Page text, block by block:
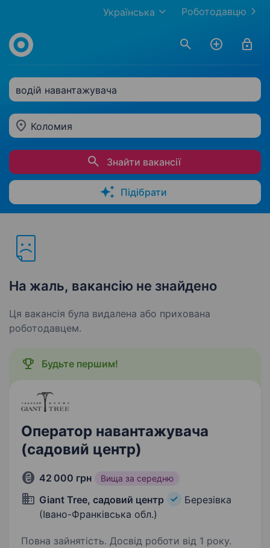
Роботодавцю
Українська
водій навантажувача
Коломия
Знайти вакансії
Підібрати
На жаль, вакансію не знайдено
Ця вакансія була видалена або прихована
роботодавцем.
Будьте першим!
Оператор навантажувача
(садовий центр)
42 000 грн Вища за середню
Giant Tree, садовий центр
Березівка
(Івано-Франківська обл.)
Повна зайнятість. Досвід роботи від 1 року.